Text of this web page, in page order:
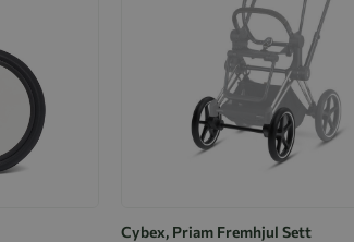
Cybex, Priam Fremhjul Sett